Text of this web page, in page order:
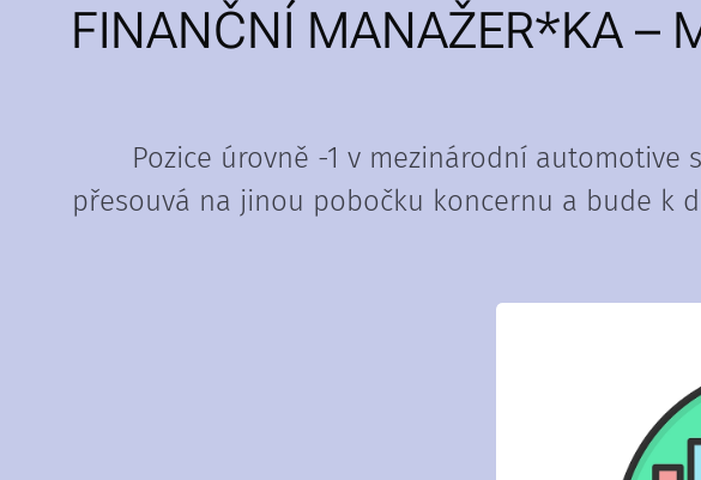
FINANČNÍ MANAŽER*KA –
Pozice úrovně -1 v mezinárodní automotive
přesouvá na jinou pobočku koncernu a bude k